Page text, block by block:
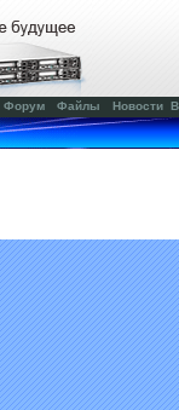
Форум Файлы Новости